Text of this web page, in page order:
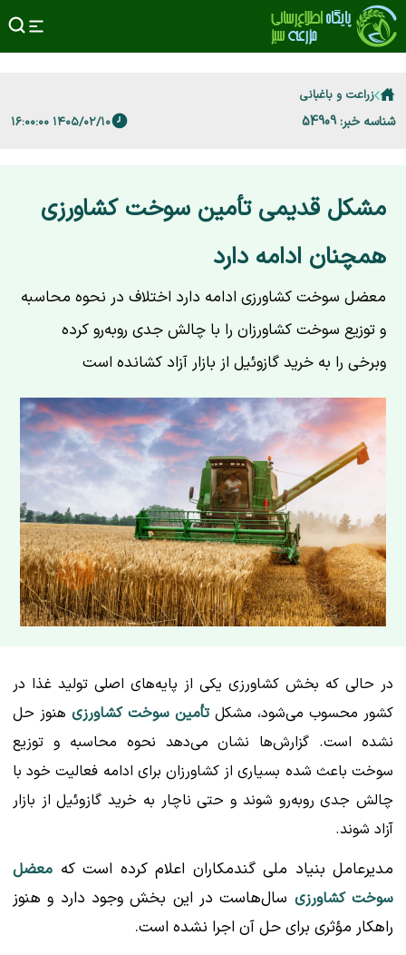
زراعت و باغبانی
شناسه خبر: 54909 ۱۴۰۵/۰۲/۱۰ ۱۶:۰۰:۰۰
مشکل قدیمی تأمین سوخت کشاورزی
همچنان ادامه دارد
معضل سوخت کشاورزی ادامه دارد اختلاف در نحوه محاسبه
و توزیع سوخت کشاورزان را با چالش جدی روبه‌رو کرده
وبرخی را به خرید گازوئیل از بازار آزاد کشانده است
در حالی که بخش کشاورزی یکی از پایه‌های اصلی تولید غذا در
کشور محسوب می‌شود، مشکلتأمین سوخت کشاورزی هنوز حل
نشده است. گزارش‌ها نشان می‌دهد نحوه محاسبه و توزیع
سوخت باعث شده بسیاری از کشاورزان برای ادامه فعالیت خود با
چالش جدی روبه‌رو شوند و حتی ناچار به خرید گازوئیل از بازار
آزاد شوند.
مدیرعامل بنیاد ملی گندمکاران اعلام کرده است که معضل
سوخت کشاورزی سال‌هاست در این بخش وجود دارد و هنوز
راهکار مؤثری برای حل آن اجرا نشده است.